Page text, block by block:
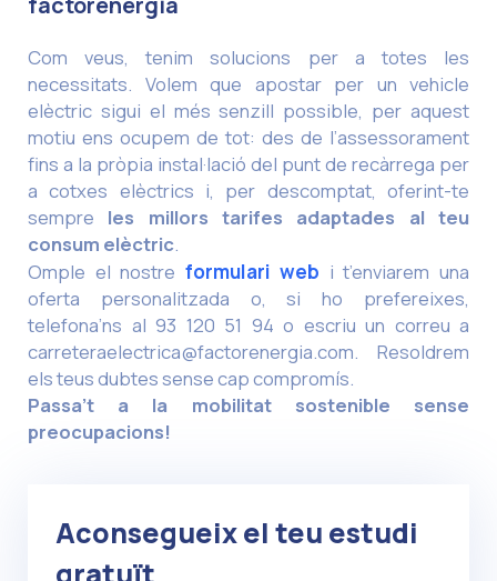
Com veus, tenim solucions per a totes les
necessitats. Volem que apostar per un vehicle
elèctric sigui el més senzill possible, per aquest
motiu ens ocupem de tot: des de l’assessorament
fins a la pròpia instal·lació del punt de recàrrega per
a cotxes elèctrics i, per descomptat, oferint-te
sempre les millors tarifes adaptades al teu
consum elèctric.
Omple el nostre formulari web i t’enviarem una
oferta personalitzada o, si ho prefereixes,
telefona’ns al 93 120 51 94 o escriu un correu a
carreteraelectrica@factorenergia.com. Resoldrem
els teus dubtes sense cap compromís.
Passa’t a la mobilitat sostenible sense
preocupacions!
Aconsegueix el teu estudi